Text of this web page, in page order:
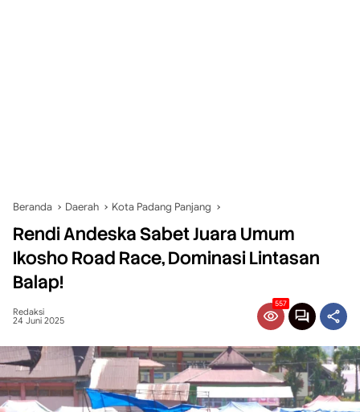
Beranda Daerah Kota Padang Panjang
Rendi Andeska Sabet Juara Umum
Ikosho Road Race, Dominasi Lintasan
Balap!
Redaksi
24 Juni 2025
557